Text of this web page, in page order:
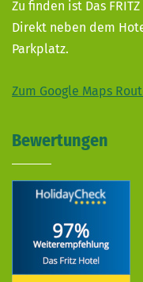
Zu finden ist Das
Direkt neben dem
Parkplatz.
Zum Google Maps
Bewertungen